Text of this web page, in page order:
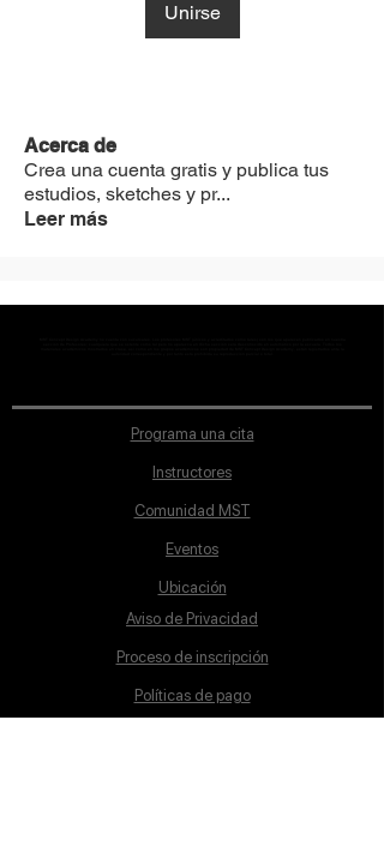
Unirse
Acerca de
Crea una cuenta gratis y publica tus
estudios, sketches y pr...
Leer más
Programa una cita
Instructores
Comunidad MST
Eventos
Ubicación
Aviso de Privacidad
Proceso de inscripción
Políticas de pago